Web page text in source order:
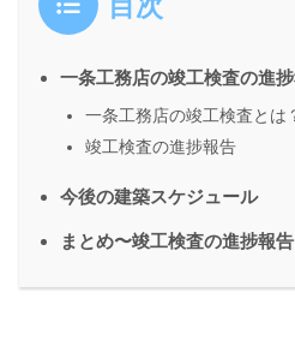
一条工務店の竣工検査の進
一条工務店の竣工検査とは
竣工検査の進捗報告
今後の建築スケジュール
まとめ〜竣工検査の進捗報